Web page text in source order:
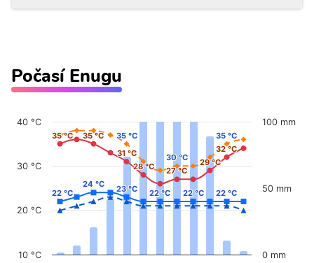
Počasí Enugu
35 °C
35 °C 35 °C
35 °C
31 °C
31 °C
28 °C
28 °C 27 °C
27 °C
29 °C
29 °C
32 °C
32 °C
35 °C
35 °C
30 °C
30 °C
35 °C
35 °C
22 °C
22 °C
24 °C
24 °C 23 °C
23 °C 22 °C
22 °C 22 °C
22 °C 22 °C
22 °C
20 °C
30 °C
40 °C
10 °C 0 mm
50 mm
100 mm